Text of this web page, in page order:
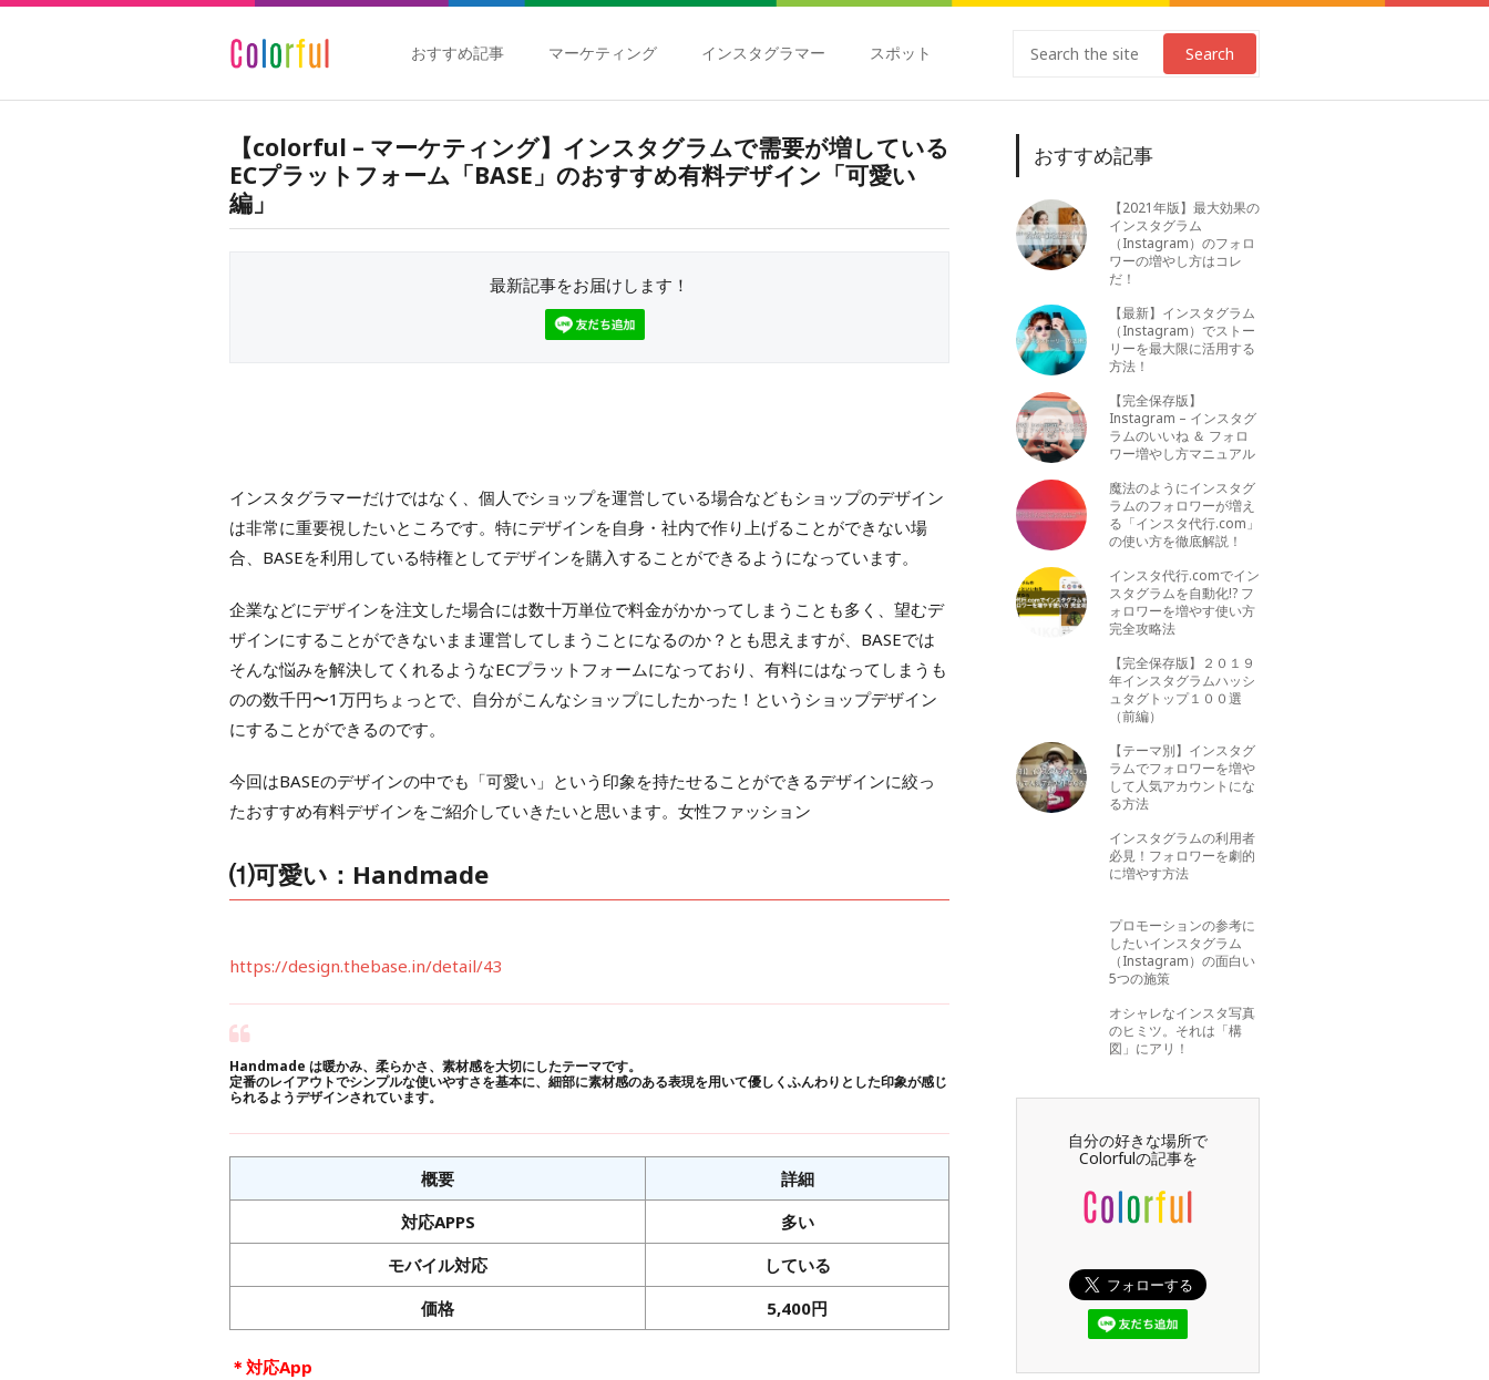
おすすめ記事 マーケティング インスタグラマー スポット Search
【colorful – マーケティング】インスタグラムで需要が増している
ECプラットフォーム「BASE」のおすすめ有料デザイン「可愛い
編」
最新記事をお届けします！
インスタグラマーだけではなく、個人でショップを運営している場合などもショップのデザイン
は非常に重要視したいところです。特にデザインを自身・社内で作り上げることができない場
合、BASEを利用している特権としてデザインを購入することができるようになっています。
企業などにデザインを注文した場合には数十万単位で料金がかかってしまうことも多く、望むデ
ザインにすることができないまま運営してしまうことになるのか？とも思えますが、BASEでは
そんな悩みを解決してくれるようなECプラットフォームになっており、有料にはなってしまうも
のの数千円〜1万円ちょっとで、自分がこんなショップにしたかった！というショップデザイン
にすることができるのです。
今回はBASEのデザインの中でも「可愛い」という印象を持たせることができるデザインに絞っ
たおすすめ有料デザインをご紹介していきたいと思います。女性ファッション
⑴可愛い：Handmade
https://design.thebase.in/detail/43
Handmade は暖かみ、柔らかさ、素材感を大切にしたテーマです。
定番のレイアウトでシンプルな使いやすさを基本に、細部に素材感のある表現を用いて優しくふんわりとした印象が感じ
られるようデザインされています。
概要
詳細
対応APPS
多い
モバイル対応
している
価格
5,400円
＊対応App
おすすめ記事
【2021年版】最大効果の
インスタグラム
（Instagram）のフォロ
ワーの増やし方はコレ
だ！
【最新】インスタグラム
（Instagram）でストー
リーを最大限に活用する
方法！
【完全保存版】
Instagram – インスタグ
ラムのいいね ＆ フォロ
ワー増やし方マニュアル
魔法のようにインスタグ
ラムのフォロワーが増え
る「インスタ代行.com」
の使い方を徹底解説！
インスタ代行.comでイン
スタグラムを自動化!? フ
ォロワーを増やす使い方
完全攻略法
【完全保存版】２０１９
年インスタグラムハッシ
ュタグトップ１００選
（前編）
【テーマ別】インスタグ
ラムでフォロワーを増や
して人気アカウントにな
る方法
インスタグラムの利用者
必見！フォロワーを劇的
に増やす方法
プロモーションの参考に
したいインスタグラム
（Instagram）の面白い
5つの施策
オシャレなインスタ写真
のヒミツ。それは「構
図」にアリ！
自分の好きな場所で
Colorfulの記事を